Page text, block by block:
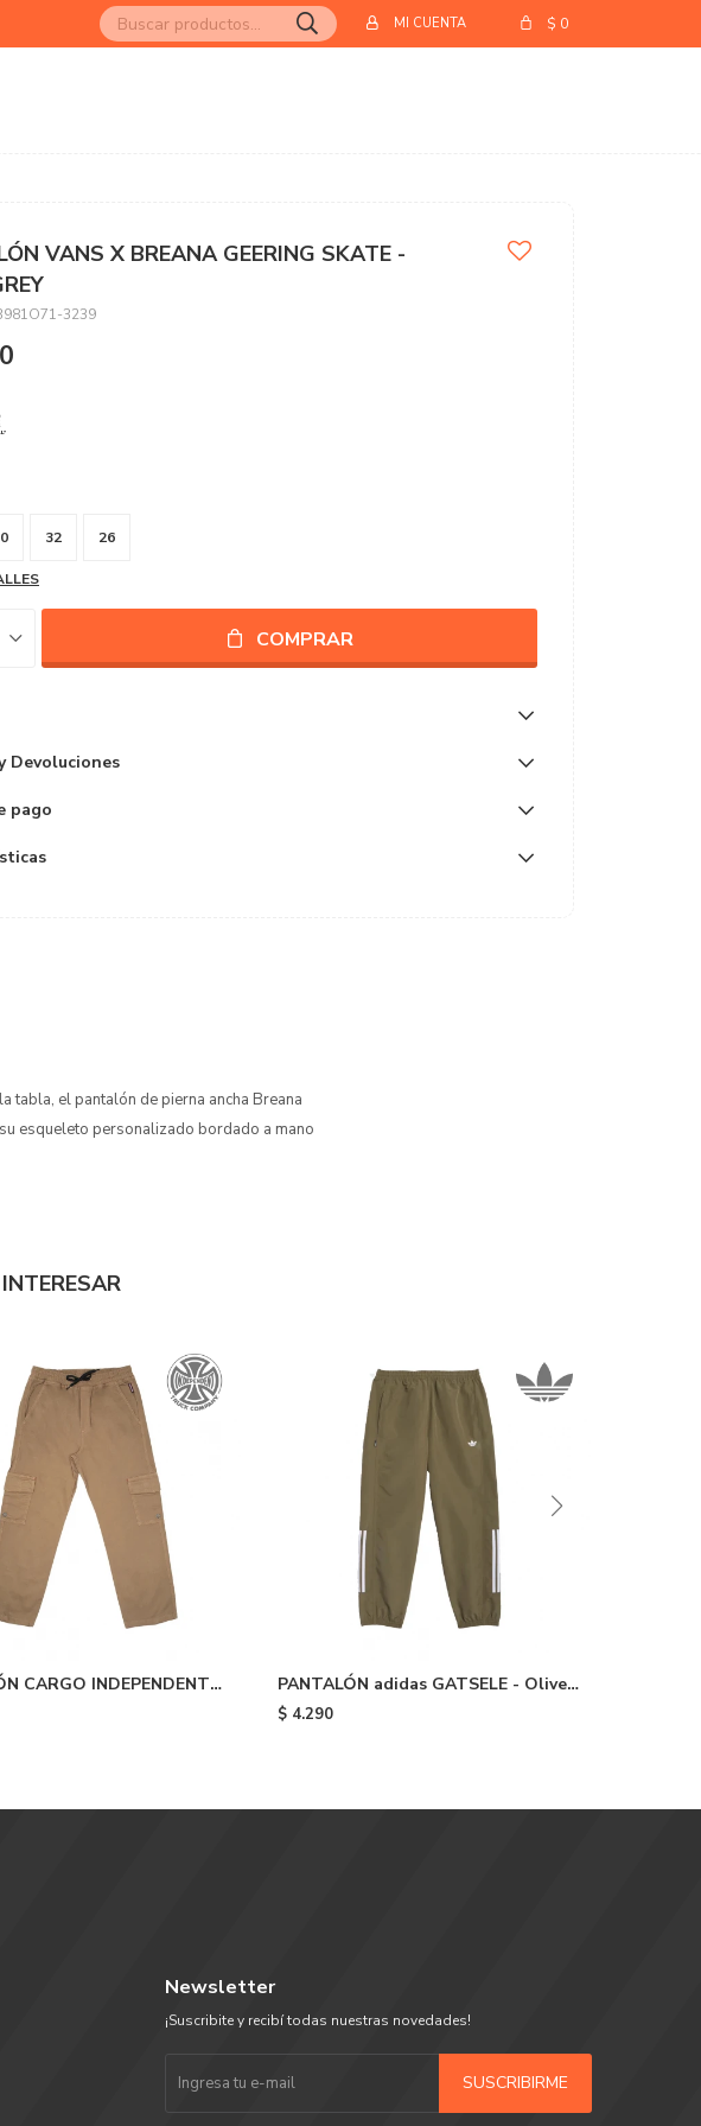
$ 0
VANS X BREANA GEERING SKATE -
3239
32 26
COMPRAR
Devoluciones
pago
tabla, el pantalón de pierna ancha Breana
esqueleto personalizado bordado a mano
CARGO INDEPENDENT
PANTALÓN adidas GATSELE - Olive
Strata White
$ 4.290
Newsletter
¡Suscribite y recibí todas nuestras novedades!
SUSCRIBIRME